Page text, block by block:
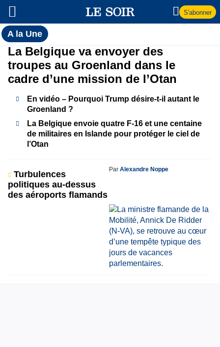
S'abonner
A la UneToutes
l'actualité
du Soir
A
la
Une
La Belgique va envoyer des
troupes au Groenland dans le
cadre d’une mission de l’Otan
En vidéo – Pourquoi Trump désire-t-il autant le
Groenland ?
La Belgique envoie quatre F-16 et une centaine
de militaires en Islande pour protéger le ciel de
l’Otan
Turbulences
politiques au-dessus
des aéroports flamands
Par Alexandre Noppe